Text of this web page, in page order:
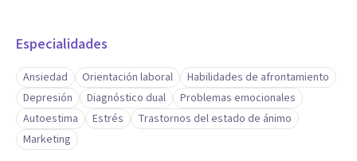
Especialidades
Ansiedad Orientación laboral
Habilidades de afrontamiento
Depresión
Diagnóstico dual
Problemas emocionales
Autoestima
Estrés
Trastornos del estado de ánimo
Marketing